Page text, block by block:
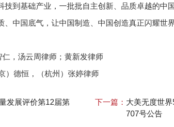
技到基础产业，一批批自主创新、品质卓越的中
中国底气，让中国制造、中国创造真正闪耀世界
，汤云周律师；黄新发律师
）德恒，（杭州）张婷律师
发展评价第12届第
下一篇： 大美无度世
707号公告